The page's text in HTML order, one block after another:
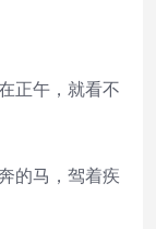
正午，就看不
的马，驾着疾